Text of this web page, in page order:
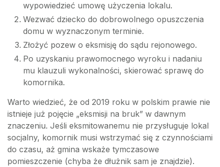
wypowiedzieć umowę użyczenia lokalu.
Wezwać dziecko do dobrowolnego opuszczenia
domu w wyznaczonym terminie.
Złożyć pozew o eksmisję do sądu rejonowego.
Po uzyskaniu prawomocnego wyroku i nadaniu
mu klauzuli wykonalności, skierować sprawę do
komornika.
Warto wiedzieć, że od 2019 roku w polskim prawie nie
istnieje już pojęcie „eksmisji na bruk” w dawnym
znaczeniu. Jeśli eksmitowanemu nie przysługuje lokal
socjalny, komornik musi wstrzymać się z czynnościami
do czasu, aż gmina wskaże tymczasowe
pomieszczenie (chyba że dłużnik sam je znajdzie).